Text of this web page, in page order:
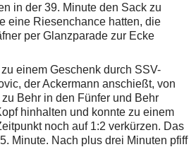
in der 39. Minute den Sack zu
eine Riesenchance hatten, die
per Glanzparade zur Ecke
einem Geschenk durch SSV-
der Ackermann anschießt, von
Behr in den Fünfer und Behr
hinhalten und konnte zu einem
noch auf 1:2 verkürzen. Das
Minute. Nach plus drei Minuten pfiff